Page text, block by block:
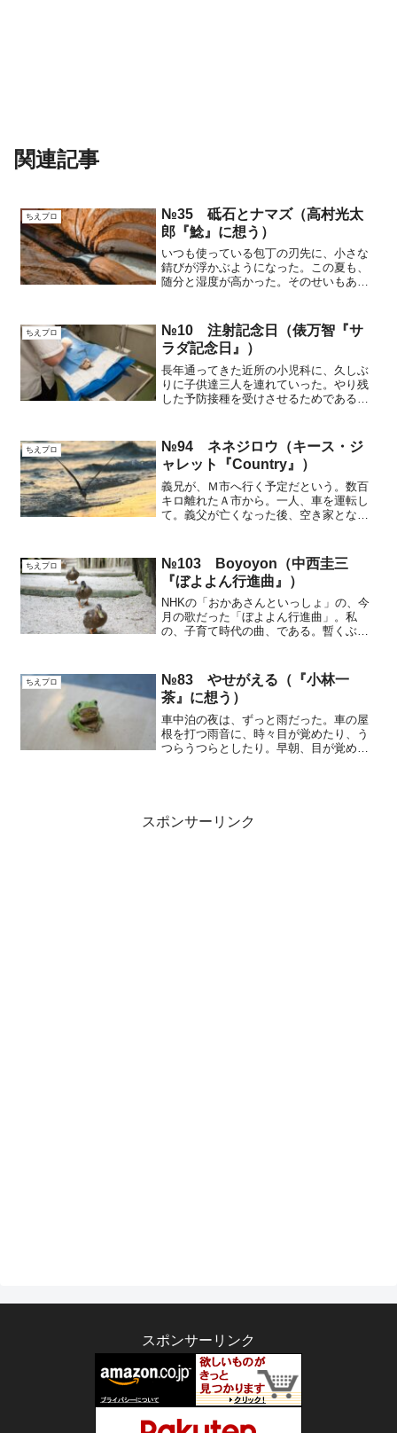
関連記事
ちえプロ
№35 砥石とナマズ（高村光太
郎『鯰』に想う）
いつも使っている包丁の刃先に、小さな
錆びが浮かぶようになった。この夏も、
随分と湿度が高かった。そのせいもあっ
の間に、再び錆びが出ていることがあっ
た。暫く前。父と母が、施設...
ちえプロ
№10 注射記念日（俵万智『サ
ラダ記念日』）
長年通ってきた近所の小児科に、久しぶ
りに子供達三人を連れていった。やり残
した予防接種を受けさせるためである。
のサイズ感に比べ、今や少々場違いな一
団となってしまった。その...
ちえプロ
№94 ネネジロウ（キース・ジ
ャレット『Country』）
義兄が、Ｍ市へ行く予定だという。数百
キロ離れたＡ市から。一人、車を運転し
て。義父が亡くなった後、空き家となっ
い。業者に見てもらうため、まとめて休
みを取ったという。その予定...
ちえプロ
№103 Boyoyon（中西圭三
『ぼよよん行進曲』）
NHKの「おかあさんといっしょ」の、今
月の歌だった「ぼよよん行進曲」。私
の、子育て時代の曲、である。暫くぶり
で。昭和の作曲家、山本直純さんの特集
をやっていた。「歌えバン...
ちえプロ
№83 やせがえる（『小林一
茶』に想う）
車中泊の夜は、ずっと雨だった。車の屋
根を打つ雨音に、時々目が覚めたり、う
つらうつらとしたり。早朝、目が覚めた
スポンサーリンク
スポンサーリンク